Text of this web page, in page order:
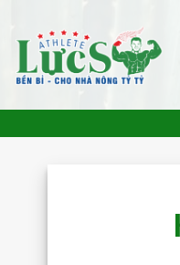
qua
dung